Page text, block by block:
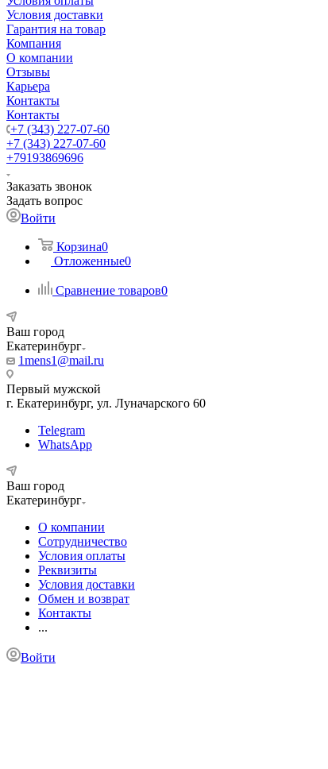
Условия доставки
Гарантия на товар
Компания
О компании
Отзывы
Карьера
Контакты
Контакты
+7 (343) 227-07-60
+7 (343) 227-07-60
+79193869696
Заказать звонок
Задать вопрос
Войти
Корзина0
Отложенные0
Сравнение товаров0
Ваш город
Екатеринбург
1mens1@mail.ru
Первый мужской
г. Екатеринбург, ул. Луначарского 60
Telegram
WhatsApp
Ваш город
Екатеринбург
О компании
Сотрудничество
Условия оплаты
Реквизиты
Условия доставки
Обмен и возврат
Контакты
...
Войти